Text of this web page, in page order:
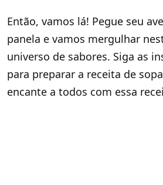
Então, vamos lá! Pegue seu
panela e vamos mergulhar
universo de sabores. Siga as
para preparar a receita de
encante a todos com essa